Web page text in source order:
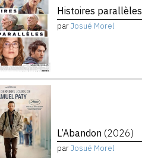
Histoires parallèles
parJosué Morel
L’Abandon (2026)
parJosué Morel